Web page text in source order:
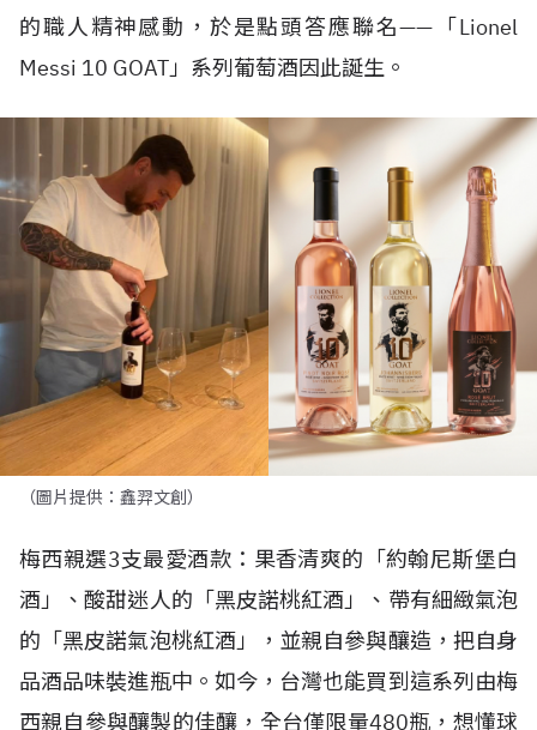
的職人精神感動，於是點頭答應聯名—— 「Lionel
Messi 10 GOAT」系列葡萄酒因此誕生。
（圖片提供：鑫羿文創）
梅西親選3支最愛酒款：果香清爽的「約翰尼斯堡白
酒」、酸甜迷人的「黑皮諾桃紅酒」、帶有細緻氣泡
的「黑皮諾氣泡桃紅酒」，並親自參與釀造，把自身
品酒品味裝進瓶中。如今，台灣也能買到這系列由梅
西親自參與釀製的佳釀，全台僅限量480瓶，想懂球